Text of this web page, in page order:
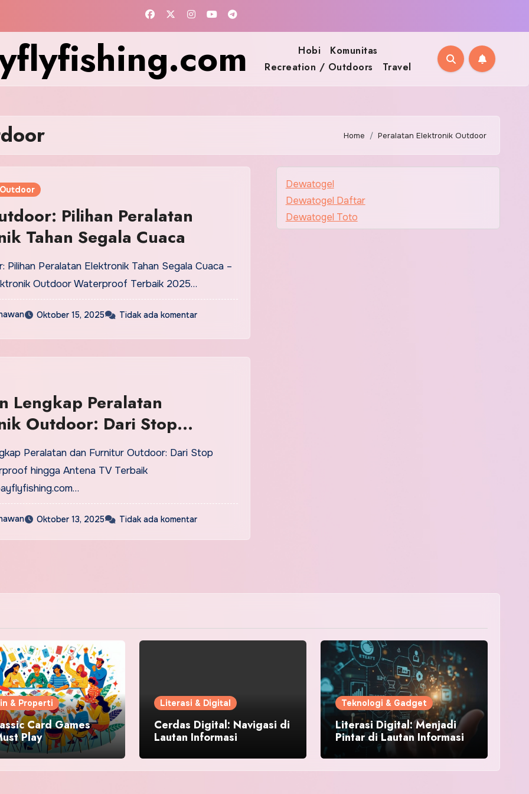
Hobi
Komunitas
Recreation / Outdoors
Travel
Home Peralatan Elektronik Outdoor
Pilihan Peralatan
Tahan Segala Cuaca
Outdoor Waterproof Terbaik 2025…
Oktober 15, 2025 Tidak ada komentar
Lengkap Peralatan
Outdoor: Dari Stop
hingga Antena
hingga Antena TV Terbaik
Oktober 13, 2025 Tidak ada komentar
Dewatogel
Dewatogel Daftar
Dewatogel Toto
& Properti
Card Games
Play
Literasi & Digital
Cerdas Digital: Navigasi di
Lautan Informasi
Teknologi & Gadget
Literasi Digital: Menjadi
Pintar di Lautan Informasi